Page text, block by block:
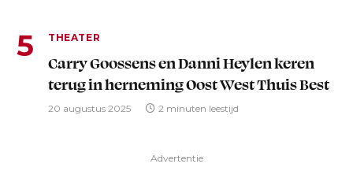
THEATER
Carry Goossens en Danni Heylen keren
terug in herneming Oost West Thuis Best
20 augustus 2025 2 minuten leestijd
Advertentie